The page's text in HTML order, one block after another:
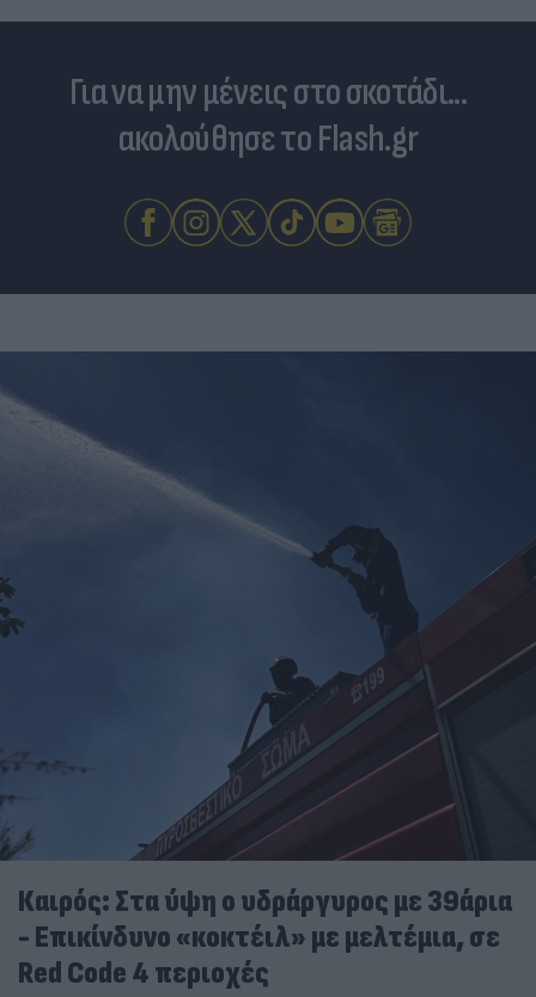
Για να μην μένεις στο σκοτάδι...
ακολούθησε το Flash.gr
Καιρός: Στα ύψη ο υδράργυρος με 39άρια
- Επικίνδυνο «κοκτέιλ» με μελτέμια, σε
Red Code 4 περιοχές